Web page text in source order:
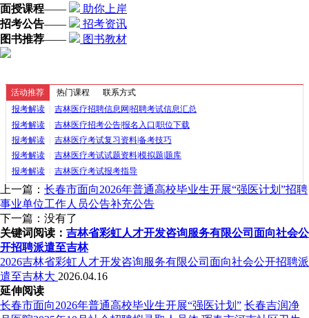
面授课程——
助你上岸
招考公告——
招考资讯
图书推荐—— 图书教材
活动推荐 热门课程 联系方式
报考解读
吉林医疗招聘信息网|招聘考试信息汇总
报考解读
吉林医疗招考公告|报名入口|职位下载
报考解读
吉林医疗考试复习资料|备考技巧
报考解读
吉林医疗考试试题资料|模拟题|题库
报考解读
吉林医疗考试报考指导
上一篇： 长春市面向2026年普通高校毕业生开展“强医计划”招聘
事业单位工作人员公告补充公告
下一篇：没有了
关键词阅读： 吉林省彩虹人才开发咨询服务有限公司面向社会公
开招聘派遣至吉林
2026吉林省彩虹人才开发咨询服务有限公司面向社会公开招聘派
遣至吉林大 2026.04.16
延伸阅读
长春市面向2026年普通高校毕业生开展“强医计划” 长春吉润净